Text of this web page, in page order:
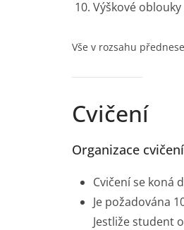
Výškové
Vše v rozsahu
Cvičení
Organizace
Cvičení se koná
Je požadována
Jestliže student